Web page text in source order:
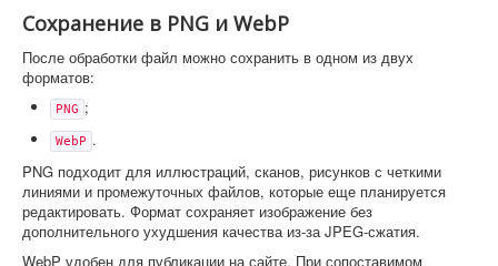
Сохранение в PNG и WebP
После обработки файл можно сохранить в одном из двух
форматов:
PNG ;
WebP .
PNG подходит для иллюстраций, сканов, рисунков с четкими
линиями и промежуточных файлов, которые еще планируется
редактировать. Формат сохраняет изображение без
дополнительного ухудшения качества из-за JPEG-сжатия.
WebP удобен для публикации на сайте. При сопоставимом